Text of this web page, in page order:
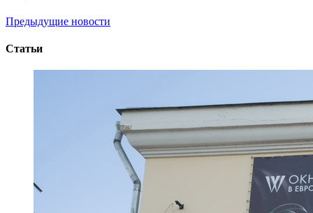
Предыдущие новости
Статьи